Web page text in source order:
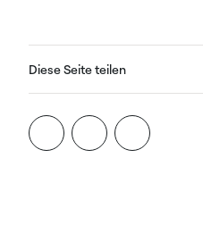
Diese Seite teilen